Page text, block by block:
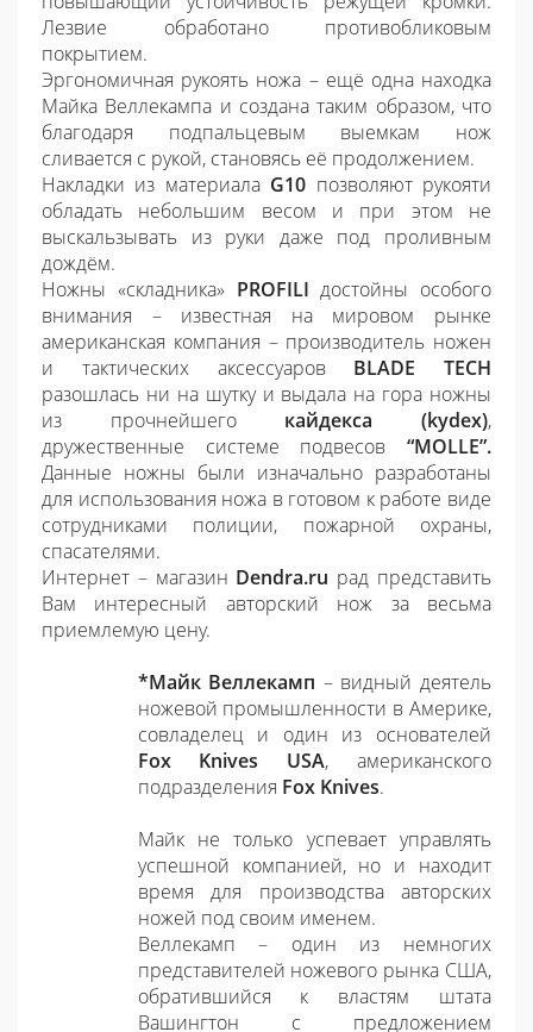
Лезвие обработано противобликовым
покрытием.
Эргономичная рукоять ножа – ещё одна находка
Майка Веллекампа и создана таким образом, что
благодаря подпальцевым выемкам нож
сливается с рукой, становясь её продолжением.
Накладки из материала G10 позволяют рукояти
обладать небольшим весом и при этом не
выскальзывать из руки даже под проливным
дождём.
Ножны «складника» PROFILI достойны особого
внимания – известная на мировом рынке
американская компания – производитель ножен
и тактических аксессуаров BLADE TECH
разошлась ни на шутку и выдала на гора ножны
из прочнейшего кайдекса (kydex),
дружественные системе подвесов “MOLLE”.
Данные ножны были изначально разработаны
для использования ножа в готовом к работе виде
сотрудниками полиции, пожарной охраны,
спасателями.
Интернет – магазин Dendra.ru рад представить
Вам интересный авторский нож за весьма
приемлемую цену.
*Майк Веллекамп – видный деятель
ножевой промышленности в Америке,
совладелец и один из основателей
Fox Knives USA, американского
подразделения Fox Knives.
Майк не только успевает управлять
успешной компанией, но и находит
время для производства авторских
ножей под своим именем.
Веллекамп – один из немногих
представителей ножевого рынка США,
обратившийся к властям штата
Вашингтон с предложением